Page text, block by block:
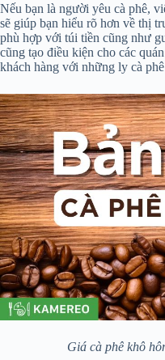
Nếu bạn là người yêu cà phê,
sẽ giúp bạn hiểu rõ hơn về thị
phù hợp với túi tiền cũng như
cũng tạo điều kiện cho các
khách hàng với những ly cà
Giá cà phê khô